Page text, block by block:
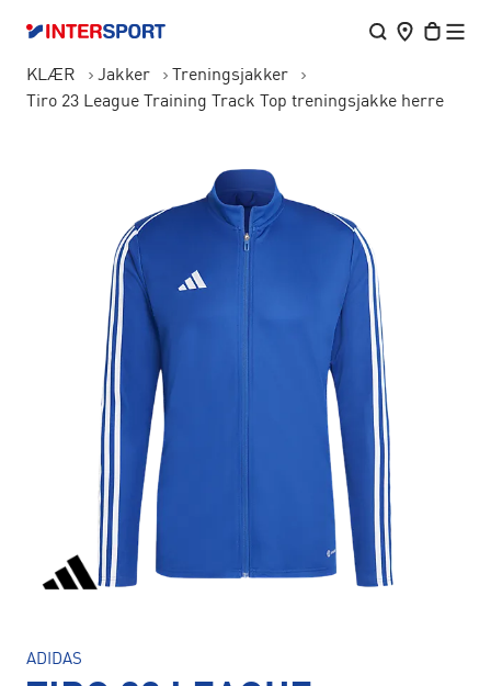
KLÆR Jakker
Treningsjakker
Tiro 23 League Training Track Top treningsjakke herre
ADIDAS